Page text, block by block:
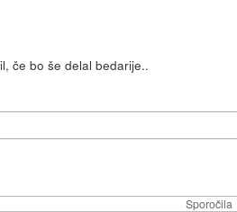
če bo še delal bedarije..
Sporočila